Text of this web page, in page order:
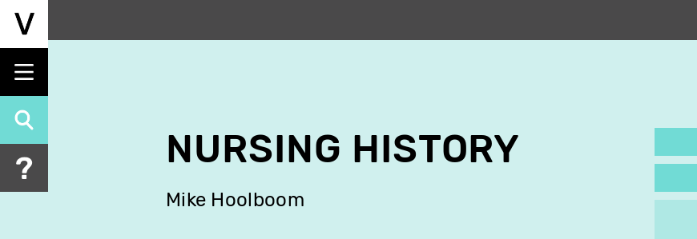
Aller
principal
NURSING HISTORY
Mike Hoolboom